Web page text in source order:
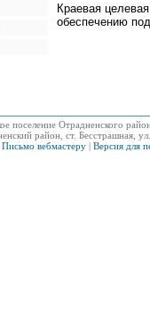
Краевая
обеспечению
поселение Отрадненского
район, ст. Бесстрашная,
Письмо вебмастеру | Версия для